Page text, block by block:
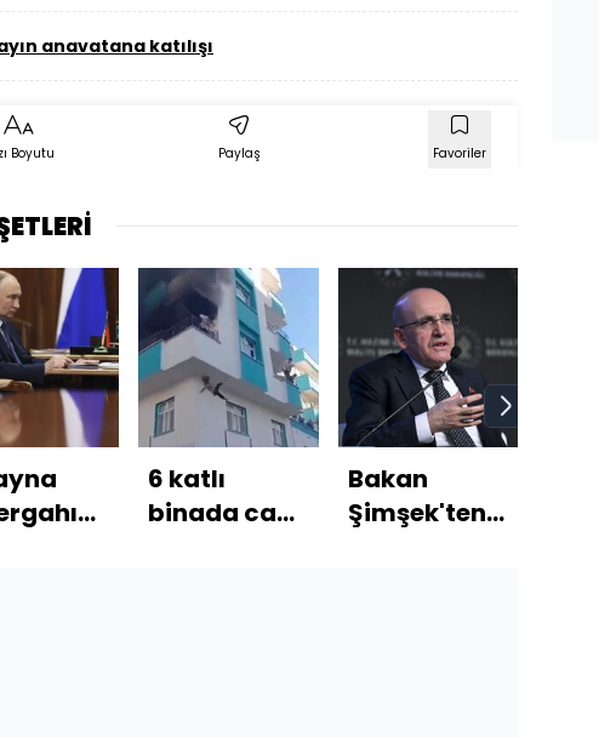
anavatana katılışı
Boyutu Paylaş Favoriler
6 katlı
binada can
Bakan
Şimşek'ten